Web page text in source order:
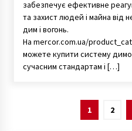
забезпечує ефективне
та захист людей і майна від
дим і вогонь.
На mercor.com.ua/
можете купити систему
сучасним стандартам і […]
1 2